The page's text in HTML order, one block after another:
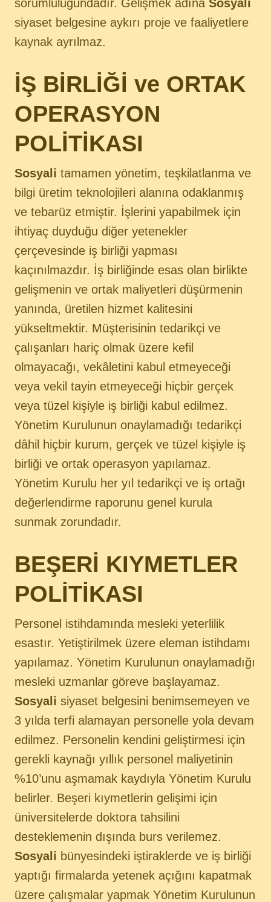
sorumluluğundadır. Gelişmek adına Sosyali
siyaset belgesine aykırı proje ve faaliyetlere
kaynak ayrılmaz.
İŞ BİRLİĞİ ve ORTAK
OPERASYON
POLİTİKASI
Sosyali tamamen yönetim, teşkilatlanma ve
bilgi üretim teknolojileri alanına odaklanmış
ve tebarüz etmiştir. İşlerini yapabilmek için
ihtiyaç duyduğu diğer yetenekler
çerçevesinde iş birliği yapması
kaçınılmazdır. İş birliğinde esas olan birlikte
gelişmenin ve ortak maliyetleri düşürmenin
yanında, üretilen hizmet kalitesini
yükseltmektir. Müşterisinin tedarikçi ve
çalışanları hariç olmak üzere kefil
olmayacağı, vekâletini kabul etmeyeceği
veya vekil tayin etmeyeceği hiçbir gerçek
veya tüzel kişiyle iş birliği kabul edilmez.
Yönetim Kurulunun onaylamadığı tedarikçi
dâhil hiçbir kurum, gerçek ve tüzel kişiyle iş
birliği ve ortak operasyon yapılamaz.
Yönetim Kurulu her yıl tedarikçi ve iş ortağı
değerlendirme raporunu genel kurula
sunmak zorundadır.
BEŞERİ KIYMETLER
POLİTİKASI
Personel istihdamında mesleki yeterlilik
esastır. Yetiştirilmek üzere eleman istihdamı
yapılamaz. Yönetim Kurulunun onaylamadığı
mesleki uzmanlar göreve başlayamaz.
Sosyali siyaset belgesini benimsemeyen ve
3 yılda terfi alamayan personelle yola devam
edilmez. Personelin kendini geliştirmesi için
gerekli kaynağı yıllık personel maliyetinin
%10’unu aşmamak kaydıyla Yönetim Kurulu
belirler. Beşeri kıymetlerin gelişimi için
üniversitelerde doktora tahsilini
desteklemenin dışında burs verilemez.
Sosyali bünyesindeki iştiraklerde ve iş birliği
yaptığı firmalarda yetenek açığını kapatmak
üzere çalışmalar yapmak Yönetim Kurulunun